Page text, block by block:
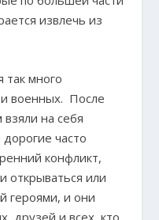
извлечь из
много
военных. После
на себя
часто
конфликт,
открываться или
героями, и они
друзей и всех, кто